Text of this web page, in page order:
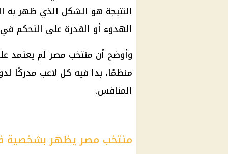
النتيجة هو الشكل الذي ظهر به
الهدوء أو القدرة على التحكم
وأوضح أن منتخب مصرلم يعتمد
منظمًا، بدا فيه كل لاعب مدركًا
المنافس.
منتخب مصر يظهر بشخصية